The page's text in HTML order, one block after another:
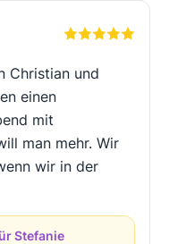
Christian und
einen
mit
man mehr. Wir
wir in der
Stefanie